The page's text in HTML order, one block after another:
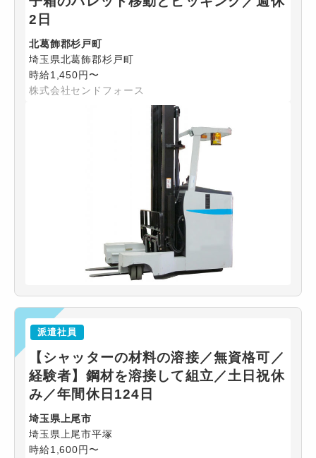
2日
北葛飾郡杉戸町
埼玉県北葛飾郡杉戸町
時給1,450円〜
株式会社センドフォース
派遣社員
【シャッターの材料の溶接／無資格可／
経験者】鋼材を溶接して組立／土日祝休
み／年間休日124日
埼玉県上尾市
埼玉県上尾市平塚
時給1,600円〜